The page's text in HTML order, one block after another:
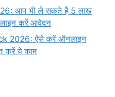
आप भी ले सकते है 5 लाख
करें आवेदन
2026: ऐसे करें ऑनलाइन
करें ये काम